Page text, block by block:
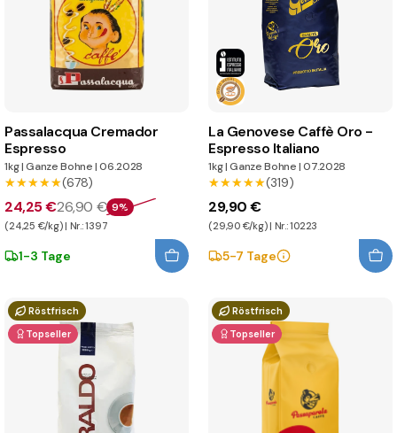
Passalacqua Cremador
Espresso
1kg|Ganze Bohne|06.2028
★★★★★
★★★★★(678)
24,25 €26,90 € 9%
(24,25 €/kg) | Nr.: 1397
1-3 Tage
La Genovese Caffè Oro -
Espresso Italiano
1kg|Ganze Bohne|07.2028
★★★★★
★★★★★(319)
29,90 €
(29,90 €/kg) | Nr.: 10223
5-7 Tage
Röstfrisch
Topseller
Röstfrisch
Topseller